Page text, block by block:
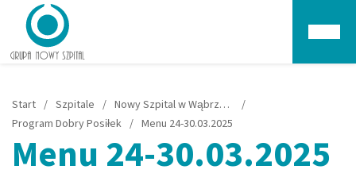
Start / Szpitale / Nowy Szpital w Wąbrzeźnie
/
Program Dobry Posiłek / Menu 24-30.03.2025
Menu 24-30.03.2025